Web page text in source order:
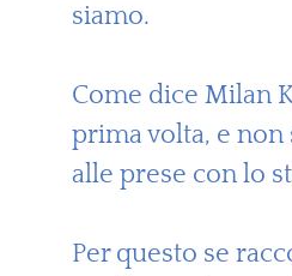
siamo.
Come dice Milan
prima volta, e
alle prese con lo
Per questo se